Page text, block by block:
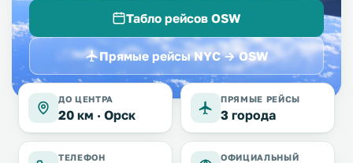
Табло рейсов OSW
Прямые рейсы NYC → OSW
ДО ЦЕНТРА
20 км · Орск
ПРЯМЫЕ РЕЙСЫ
3 города
ТЕЛЕФОН
ОФИЦИАЛЬНЫЙ